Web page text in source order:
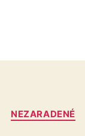
Kategórie
NEZARADENÉ